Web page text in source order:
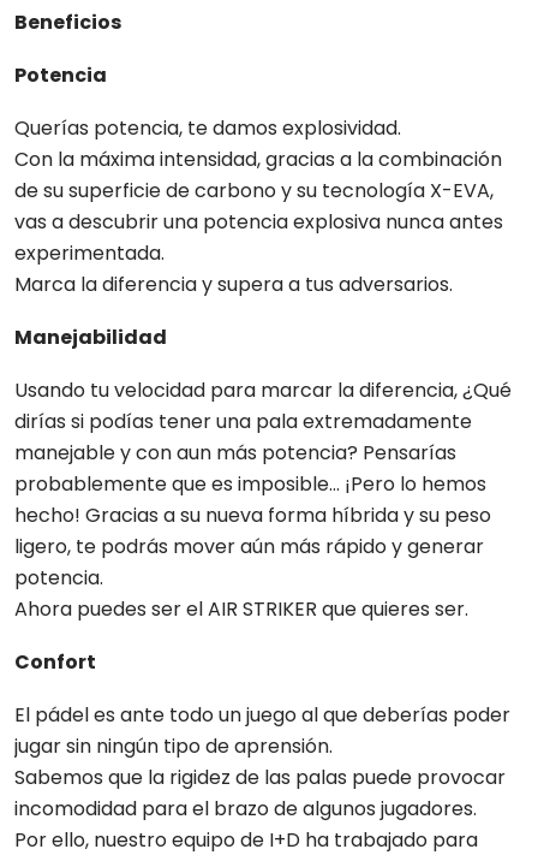
Beneficios
Potencia
Querías potencia, te damos explosividad.
Con la máxima intensidad, gracias a la combinación
de su superficie de carbono y su tecnología X-EVA,
vas a descubrir una potencia explosiva nunca antes
experimentada.
Marca la diferencia y supera a tus adversarios.
Manejabilidad
Usando tu velocidad para marcar la diferencia, ¿Qué
dirías si podías tener una pala extremadamente
manejable y con aun más potencia? Pensarías
probablemente que es imposible… ¡Pero lo hemos
hecho! Gracias a su nueva forma híbrida y su peso
ligero, te podrás mover aún más rápido y generar
potencia.
Ahora puedes ser el AIR STRIKER que quieres ser.
Confort
El pádel es ante todo un juego al que deberías poder
jugar sin ningún tipo de aprensión.
Sabemos que la rigidez de las palas puede provocar
incomodidad para el brazo de algunos jugadores.
Por ello, nuestro equipo de I+D ha trabajado para